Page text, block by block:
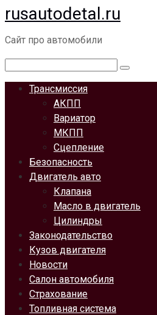
Перейти
к
контенту
rusautodetal.ru
Сайт про автомобили
Трансмиссия
АКПП
Вариатор
МКПП
Сцепление
Безопасность
Двигатель авто
Клапана
Масло в двигатель
Цилиндры
Законодательство
Кузов двигателя
Новости
Салон автомобиля
Страхование
Топливная система